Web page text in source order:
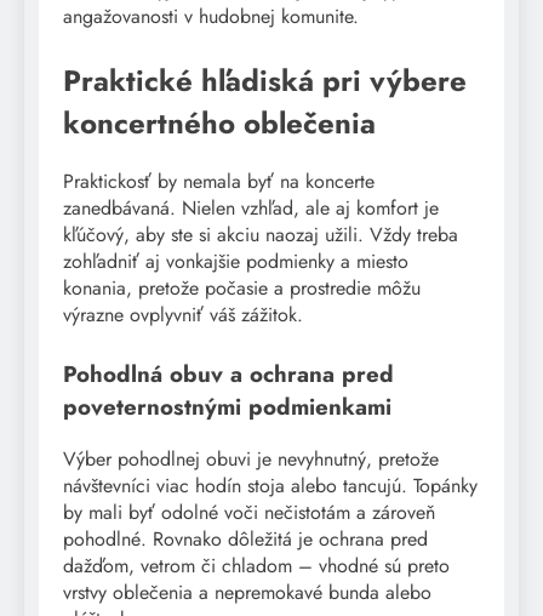
angažovanosti v hudobnej komunite.
Praktické hľadiská pri výbere
koncertného oblečenia
Praktickosť by nemala byť na koncerte
zanedbávaná. Nielen vzhľad, ale aj komfort je
kľúčový, aby ste si akciu naozaj užili. Vždy treba
zohľadniť aj vonkajšie podmienky a miesto
konania, pretože počasie a prostredie môžu
výrazne ovplyvniť váš zážitok.
Pohodlná obuv a ochrana pred
poveternostnými podmienkami
Výber pohodlnej obuvi je nevyhnutný, pretože
návštevníci viac hodín stoja alebo tancujú. Topánky
by mali byť odolné voči nečistotám a zároveň
pohodlné. Rovnako dôležitá je ochrana pred
dažďom, vetrom či chladom – vhodné sú preto
vrstvy oblečenia a nepremokavé bunda alebo